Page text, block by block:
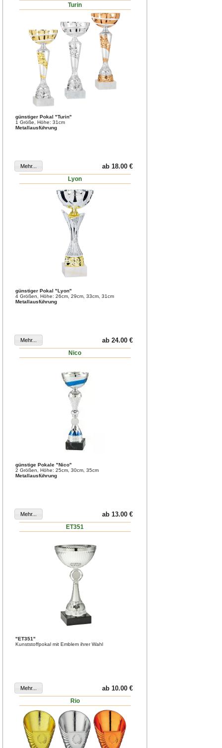
Turin
günstiger Pokal "Turin"
1 Größe, Höhe: 31cm
Metallausführung
ab 18.00 €
Lyon
günstiger Pokal "Lyon"
4 Größen, Höhe: 26cm, 29cm, 33cm, 31cm
Metallausführung
ab 24.00 €
Nico
günstige Pokale "Nico"
2 Größen, Höhe: 25cm, 30cm, 35cm
Metallausführung
ab 13.00 €
ET351
"ET351"
Kunststoffpokal mit Emblem ihrer Wahl
ab 10.00 €
Rio